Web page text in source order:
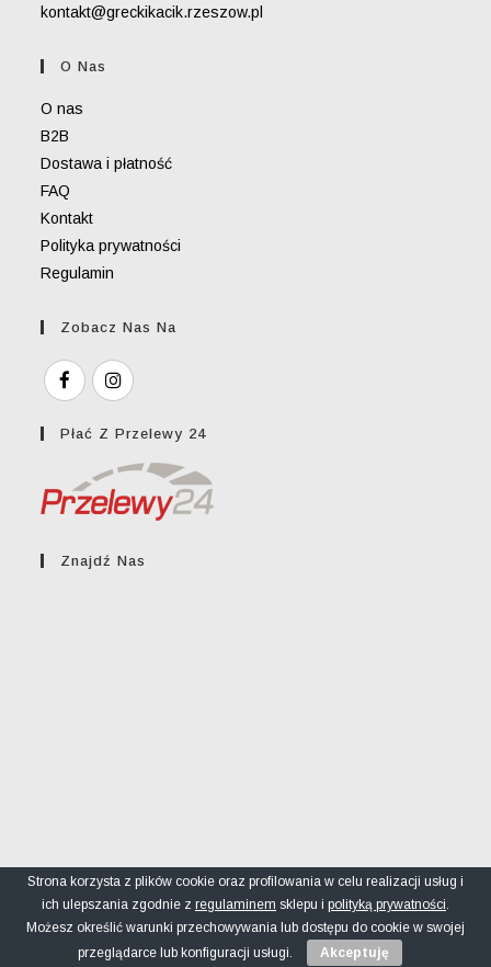
kontakt@greckikacik.rzeszow.pl
O Nas
O nas
B2B
Dostawa i płatność
FAQ
Kontakt
Polityka prywatności
Regulamin
Zobacz Nas Na
Płać Z Przelewy 24
Znajdź Nas
Regulamin sklepu Polityka prywatności FAQ
© greckikacik.rzeszow.pl
Strona korzysta z plików cookie oraz profilowania w celu realizacji usług i
ich ulepszania zgodnie z regulaminem sklepu i polityką prywatności.
Możesz określić warunki przechowywania lub dostępu do cookie w swojej
przeglądarce lub konfiguracji usługi.
Akceptuję